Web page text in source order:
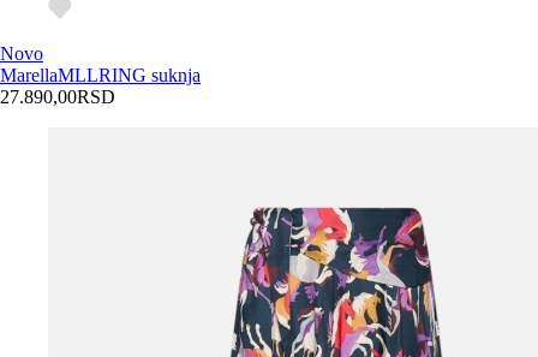
Novo
MarellaMLLRING suknja
27.890,00RSD